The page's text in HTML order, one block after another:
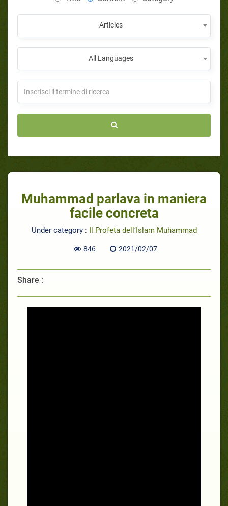
Articles
All Languages
Muhammad parlava in maniera
facile concreta
Under category : Il Profeta dell’Islam Muhammad
846 2021/02/07
Share :